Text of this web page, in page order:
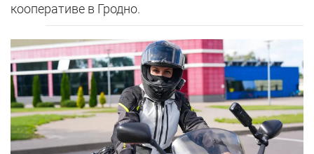
кооперативе в Гродно.